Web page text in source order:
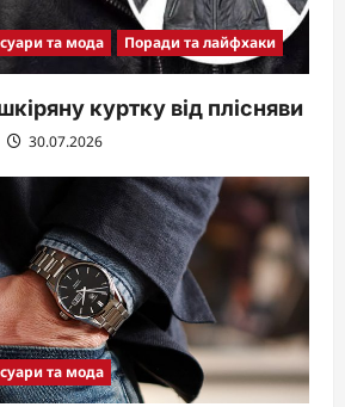
та мода Поради та лайфхаки
куртку від плісняви
30.07.2026
та мода